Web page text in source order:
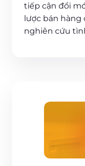
tiếp cận đổi
lược bán hàng
nghiên cứu